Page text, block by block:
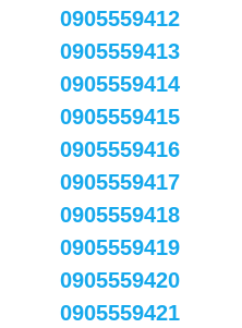
0905559412
0905559413
0905559414
0905559415
0905559416
0905559417
0905559418
0905559419
0905559420
0905559421